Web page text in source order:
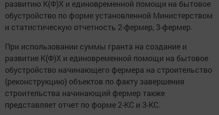
развитию К(Ф)Х и единовременной помощи на бытовое
обустройство по форме установленной Министерством
и статистическую отчетность 2-фермер, 3-фермер.
При использовании суммы гранта на создание и
развитие К(Ф)Х и единовременной помощи на бытовое
обустройство начинающего фермера на строительство
(реконструкцию) объектов по факту завершения
строительства начинающий фермер также
представляет отчет по форме 2-КС и 3-КС.